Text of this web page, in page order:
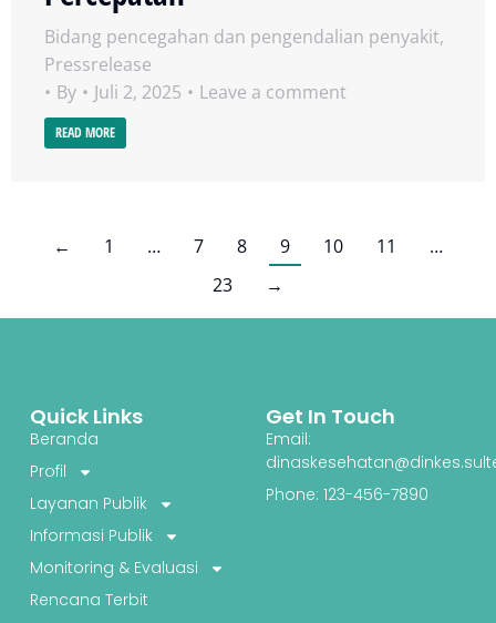
Bidang pencegahan dan pengendalian penyakit,
Pressrelease
By
Juli 2, 2025 Leave a comment
READ MORE
← 1 … 7 8 9 10 11
…
23
→
Quick Links
Beranda
Profil
Layanan Publik
Informasi Publik
Monitoring & Evaluasi
Rencana Terbit
Get In Touch
Email:
Phone: 123-456-7890